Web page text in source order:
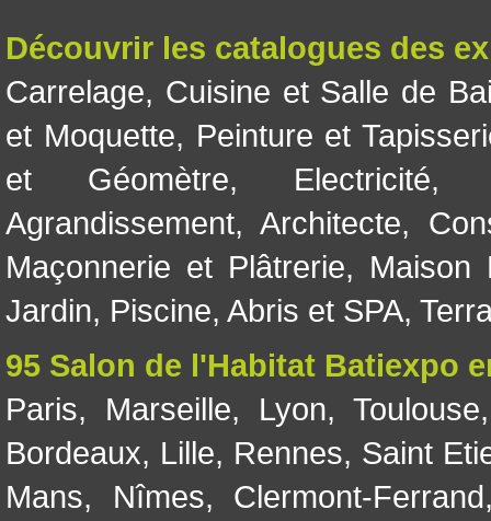
Découvrir les catalogues des
Carrelage, Cuisine et Salle de
et Moquette, Peinture et
et Géomètre, Electricité
Agrandissement, Architecte,
Maçonnerie et Plâtrerie, Maison
Jardin, Piscine, Abris et SPA,
95 Salon de l'Habitat Batiexpo
Paris, Marseille, Lyon, Toulouse
Bordeaux, Lille, Rennes, Saint
Mans, Nîmes, Clermont-Ferrand